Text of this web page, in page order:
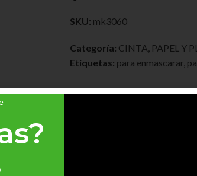
SKU: mk3060
Categoría: CINTA, PAPEL Y
Etiquetas: para enmascarar